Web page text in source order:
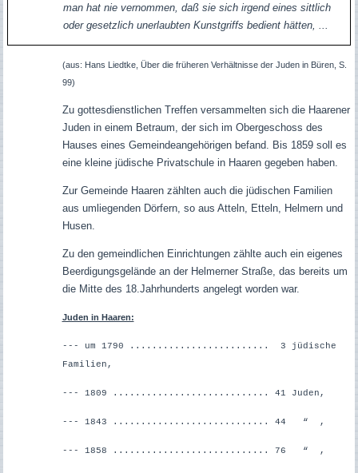
man hat nie vernommen, daß sie sich irgend eines sittlich
oder gesetzlich unerlaubten Kunstgriffs bedient hätten, ...
(aus: Hans Liedtke, Über die früheren Verhältnisse der Juden in Büren, S.
99)
Zu gottesdienstlichen Treffen versammelten sich die Haarener
Juden in einem Betraum, der sich im Obergeschoss des
Hauses eines Gemeindeangehörigen befand. Bis 1859 soll es
eine kleine jüdische Privatschule in Haaren gegeben haben.
Zur Gemeinde Haaren zählten auch die jüdischen Familien
aus umliegenden Dörfern, so aus Atteln, Etteln, Helmern und
Husen.
Zu den gemeindlichen Einrichtungen zählte auch ein eigenes
Beerdigungsgelände an der Helmerner Straße, das bereits um
die Mitte des 18.Jahrhunderts angelegt worden war.
Juden in Haaren:
--- um 1790 ......................... 3 jüdische
Familien,
--- 1809 ............................ 41 Juden,
--- 1843 ............................ 44 “ ,
--- 1858 ............................ 76 “ ,